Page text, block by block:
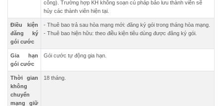
công). Trường hợp KH không soạn cú pháp bảo lưu thành viên sẽ
hủy các thành viên hiện tại.
Điều kiện
đăng ký
gói cước
- Thuê bao trả sau hòa mạng mới: đăng ký gói trong tháng hòa mạng.
- Thuê bao hiện hữu: theo điều kiện tiêu dùng được đăng ký gói.
Gia hạn
gói cước
Gói cước tự động gia hạn.
Thời gian
không
chuyển
mạng giữ
18 tháng.